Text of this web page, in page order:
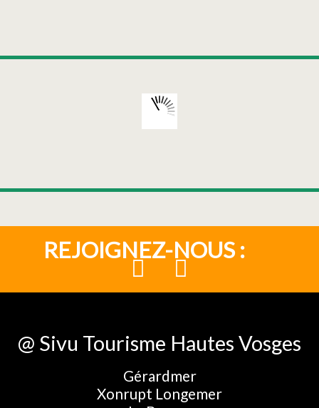
REJOIGNEZ-NOUS :
@ Sivu Tourisme Hautes Vosges
Gérardmer
Xonrupt Longemer